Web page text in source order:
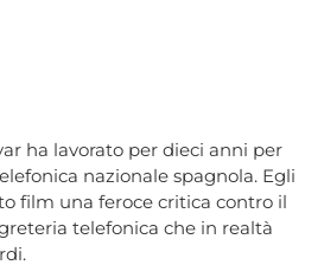
ha lavorato per dieci anni per
nazionale spagnola. Egli
film una feroce critica contro il
telefonica che in realtà